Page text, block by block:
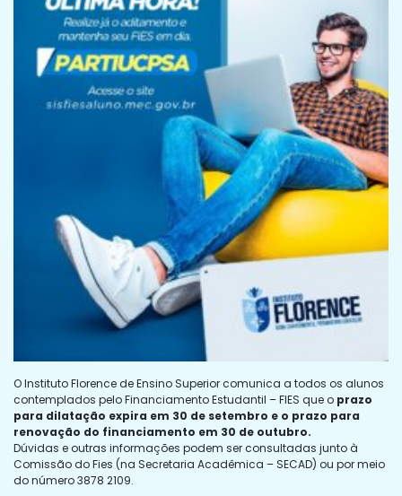
O Instituto Florence de Ensino Superior comunica a todos os alunos
contemplados pelo Financiamento Estudantil – FIES que o prazo
para dilatação expira em 30 de setembro e o prazo para
renovação do financiamento em 30 de outubro.
Dúvidas e outras informações podem ser consultadas junto à
Comissão do Fies (na Secretaria Acadêmica – SECAD) ou por meio
do número 3878 2109.